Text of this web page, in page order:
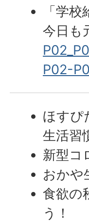
「学
今日も
P02-
ほすぴ
生活習
新型コ
おかや
食欲の
う！